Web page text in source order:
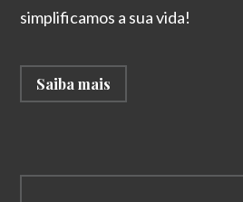
simplificamos a sua vida!
Saiba mais